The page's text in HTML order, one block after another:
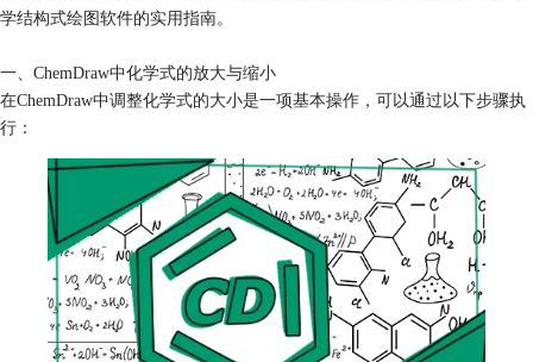
学结构式绘图软件的实用指南。
一、ChemDraw中化学式的放大与缩小
在ChemDraw中调整化学式的大小是一项基本操作，可以通过以下步骤执
行：